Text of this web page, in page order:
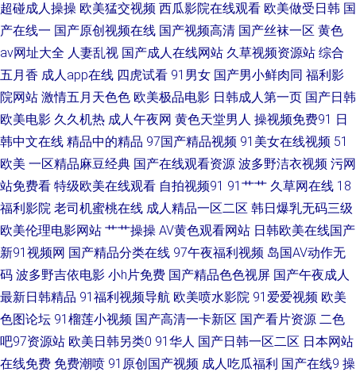
91 九一精品 亚洲三级性爱 人人妻人人视频 91露脸熟女视频 成人在线ab 日
韩91 东方四虎 微拍福利一二区 国产精品成年 日本一品大道 97福利导航 韩
国产美女在线播放 另类性爱综合 中日精品色哟哟 超碰91免费在线 玖玖精品
剧情 肏屄的av天堂 肏屄网站 久久综合青青草 91女神孕妇 国际大香蕉 在线
电影av 久久色窝窝 四虎影院欧美激情 91操com 麻豆爱豆村映画 少妇草草操
91官网在线观看 久久婷婷香蕉影音 91在现免费看 男人天堂成人网 伊人av成
人 www啪啪草 九一福利社区 香蕉视频污版 超碰97在线人妻 韩国不卡AV 欧
美日P 日韩美女电影 丝袜足交影院 亚洲偷97 亚洲色情小说网 91福利微拍导
超碰成人操操 欧美猛交视频 西瓜影院在线观看 欧美做受日韩 国
产在线一 国产原创视频在线 国产视频高清 国产丝袜一区 黄色
av网址大全 人妻乱视 国产成人在线网站 久草视频资源站 综合
五月香 成人app在线 四虎试看 91男女 国产男小鲜肉同 福利影
院网站 激情五月天色色 欧美极品电影 日韩成人第一页 国产日韩
欧美电影 久久机热 成人午夜网 黄色天堂男人 操视频免费91 日
韩中文在线 精品中的精品 97国产精品视频 91美女在线视频 51
欧美 一区精品麻豆经典 国产在线观看资源 波多野洁衣视频 污网
站免费看 特级欧美在线观看 自拍视频91 91艹艹 久草网在线 18
福利影院 老司机蜜桃在线 成人精品一区二区 韩日爆乳无码三级
欧美伦理电影网站 艹艹操操 AV黄色观看网站 日韩欧美在线国产
新91视频网 国产精品分类在线 97午夜福利视频 岛国AV动作无
码 波多野吉依电影 小h片免费 国产精品色色视屏 国产午夜成人
最新日韩精品 91福利视频导航 欧美喷水影院 91爱爱视频 欧美
色图论坛 91榴莲小视频 国产高清一卡新区 国产看片资源 二色
吧97资源站 欧美日韩另类0 91华人 国产日韩一区二区 日本网站
在线免费 免费潮喷 91原创国产视频 成人吃瓜福利 国产在线9 操